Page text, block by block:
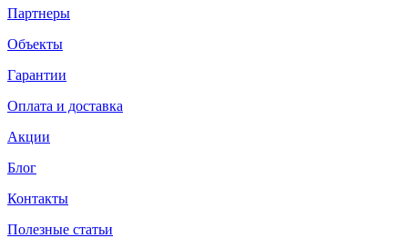
Партнеры
Объекты
Гарантии
Оплата и доставка
Акции
Блог
Контакты
Полезные статьи